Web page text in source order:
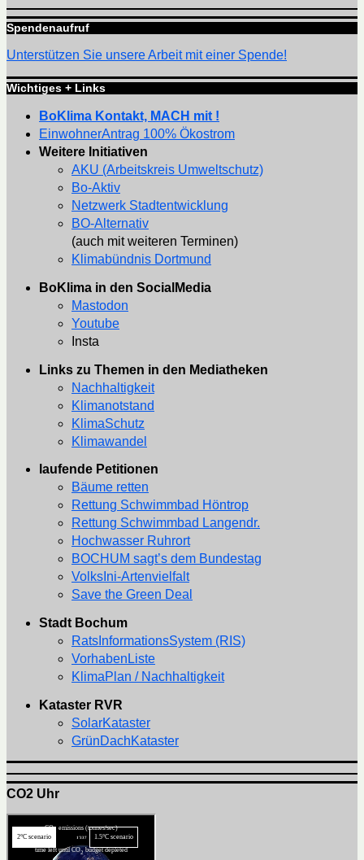
Spendenaufruf
Unterstützen Sie unsere Arbeit mit einer Spende!
Wichtiges + Links
BoKlima Kontakt, MACH mit !
EinwohnerAntrag 100% Ökostrom
Weitere Initiativen
AKU (Arbeitskreis Umweltschutz)
Bo-Aktiv
Netzwerk Stadtentwicklung
BO-Alternativ
(auch mit weiteren Terminen)
Klimabündnis Dortmund
BoKlima in den SocialMedia
Mastodon
Youtube
Insta
Links zu Themen in den Mediatheken
Nachhaltigkeit
Klimanotstand
KlimaSchutz
Klimawandel
laufende Petitionen
Bäume retten
Rettung Schwimmbad Höntrop
Rettung Schwimmbad Langendr.
Hochwasser Ruhrort
BOCHUM sagt’s dem Bundestag
VolksIni-Artenvielfalt
Save the Green Deal
Stadt Bochum
RatsInformationsSystem (RIS)
VorhabenListe
KlimaPlan / Nachhaltigkeit
Kataster RVR
SolarKataster
GrünDachKataster
CO2 Uhr